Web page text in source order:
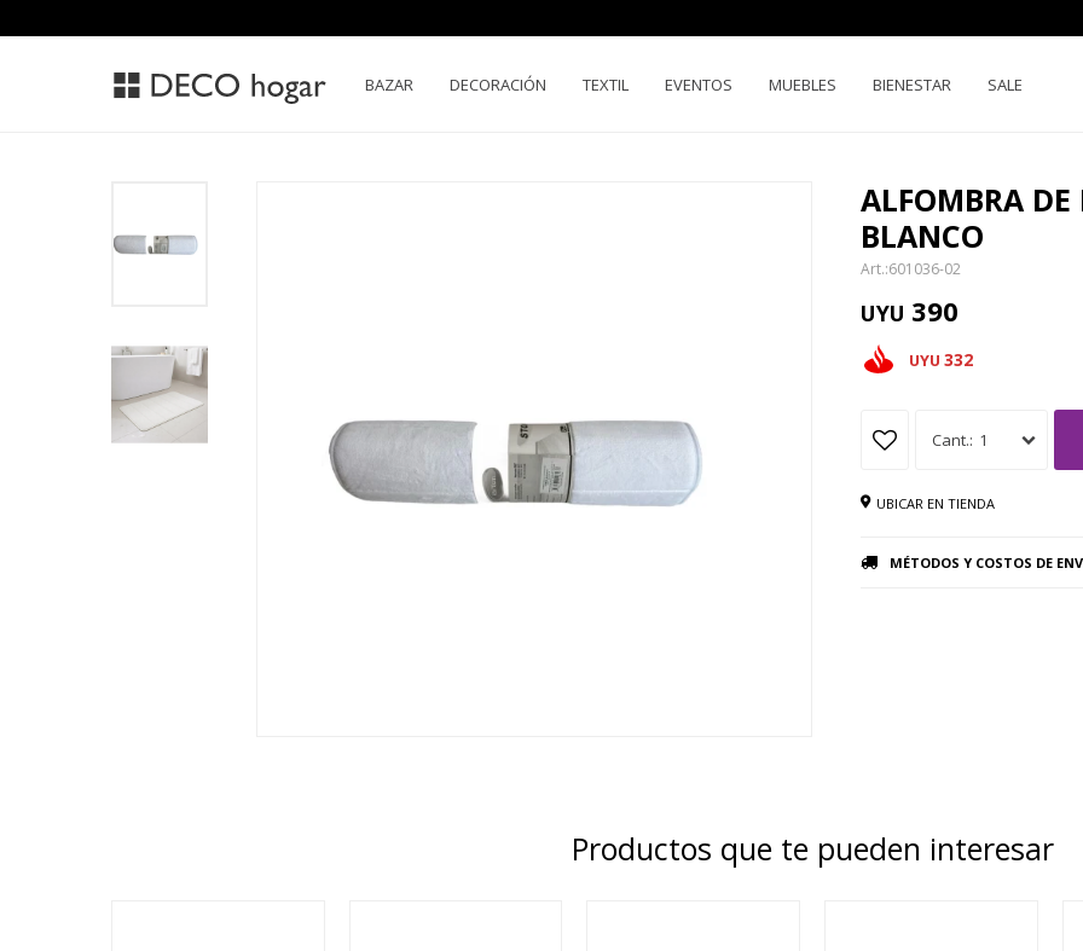
BAZAR DECORACIÓN TEXTIL EVENTOS MUEBLES BIENESTAR SALE
ALFOMBRA
BLANCO
601036-02
UYU 390
UYU 332
1
UBICAR EN TIENDA
MÉTODOS Y COSTOS DE
Productos que te pueden interesar